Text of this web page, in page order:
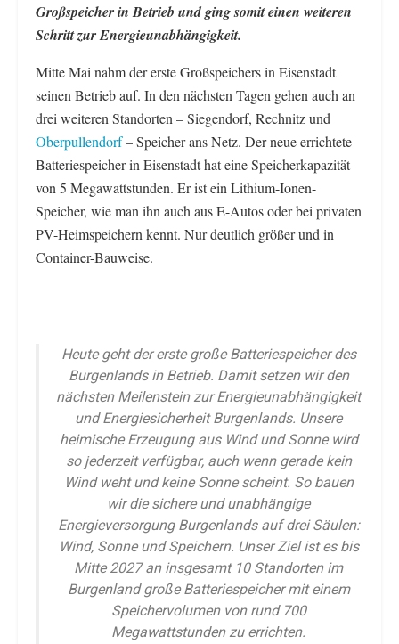
Großspeicher in Betrieb und ging somit einen weiteren
Schritt zur Energieunabhängigkeit.
Mitte Mai nahm der erste Großspeichers in Eisenstadt
seinen Betrieb auf. In den nächsten Tagen gehen auch an
drei weiteren Standorten – Siegendorf, Rechnitz und
Oberpullendorf– Speicher ans Netz. Der neue errichtete
Batteriespeicher in Eisenstadt hat eine Speicherkapazität
von 5 Megawattstunden. Er ist ein Lithium-Ionen-
Speicher, wie man ihn auch aus E-Autos oder bei privaten
PV-Heimspeichern kennt. Nur deutlich größer und in
Container-Bauweise.
Heute geht der erste große Batteriespeicher des
Burgenlands in Betrieb. Damit setzen wir den
nächsten Meilenstein zur Energieunabhängigkeit
und Energiesicherheit Burgenlands. Unsere
heimische Erzeugung aus Wind und Sonne wird
so jederzeit verfügbar, auch wenn gerade kein
Wind weht und keine Sonne scheint. So bauen
wir die sichere und unabhängige
Energieversorgung Burgenlands auf drei Säulen:
Wind, Sonne und Speichern. Unser Ziel ist es bis
Mitte 2027 an insgesamt 10 Standorten im
Burgenland große Batteriespeicher mit einem
Speichervolumen von rund 700
Megawattstunden zu errichten.